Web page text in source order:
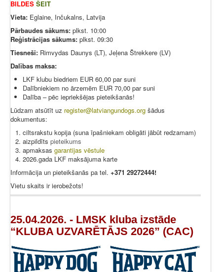
BILDES ŠEIT
Vieta: Eglaine, Inčukalns, Latvija
Pārbaudes sākums: plkst. 10:00
Reģistrācijas sākums: plkst. 09:30
Tiesneši: Rimvydas Daunys (LT), Jeļena Štrekkere (LV)
Dalības maksa:
LKF klubu biedriem EUR 60,00 par suni
Dalībniekiem no ārzemēm EUR 70,00 par suni
Dalība – pēc iepriekšējas pieteikšanās!
Lūdzam atsūtīt uz register@latviangundogs.org šādus
dokumentus:
ciltsrakstu kopija (suna īpašniekam obligāti jābūt redzamam)
aizpildīts pieteikums
apmaksas garantijas vēstule
2026.gada LKF maksājuma karte
Informācija un pieteikšanās pa tel. +371 29272444!
Vietu skaits ir ierobežots!
25.04.2026. - LMSK kluba izstāde
“KLUBA UZVARĒTĀJS 2026” (CAC)